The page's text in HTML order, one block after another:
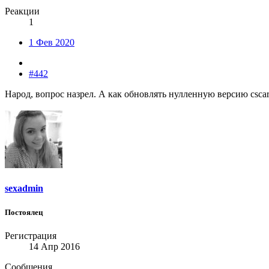
Реакции
1
1 Фев 2020
#442
Народ, вопрос назрел. А как обновлять нулленную версию
sexadmin
Постоялец
Регистрация
14 Апр 2016
Сообщения